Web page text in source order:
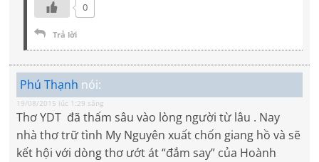
0
Trả lời
Phú Thạnh nói:
19/08/2015 lúc 1:29 sáng
Thơ YDT đã thấm sâu vào lòng người từ lâu . Nay
nhà thơ trữ tình My Nguyên xuất chốn giang hồ và sẽ
kết hội với dòng thơ ướt át “đắm say” của Hoành